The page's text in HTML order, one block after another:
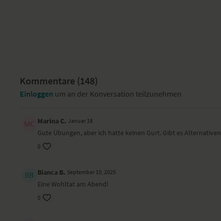
Kommentare (148)
Einloggen um an der Konversation teilzunehmen
Marina C. Januar 18
Gute Übungen, aber ich hatte keinen Gurt. Gibt es
0
Bianca B. September 10, 2025
Eine Wohltat am Abend!
0